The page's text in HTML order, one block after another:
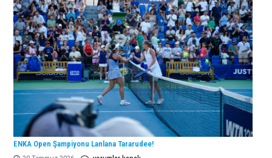
Kupasını
Aldı!
için
ENKA Open Şampiyonu Lanlana Tararudee!